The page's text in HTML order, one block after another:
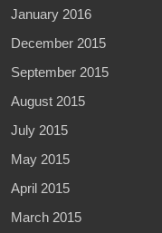
January 2016
December 2015
September 2015
August 2015
July 2015
May 2015
April 2015
March 2015